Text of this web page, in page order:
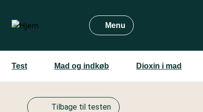
hovedindhold
Menu
Test Mad og indkøb Dioxin i mad
Tilbage til testen